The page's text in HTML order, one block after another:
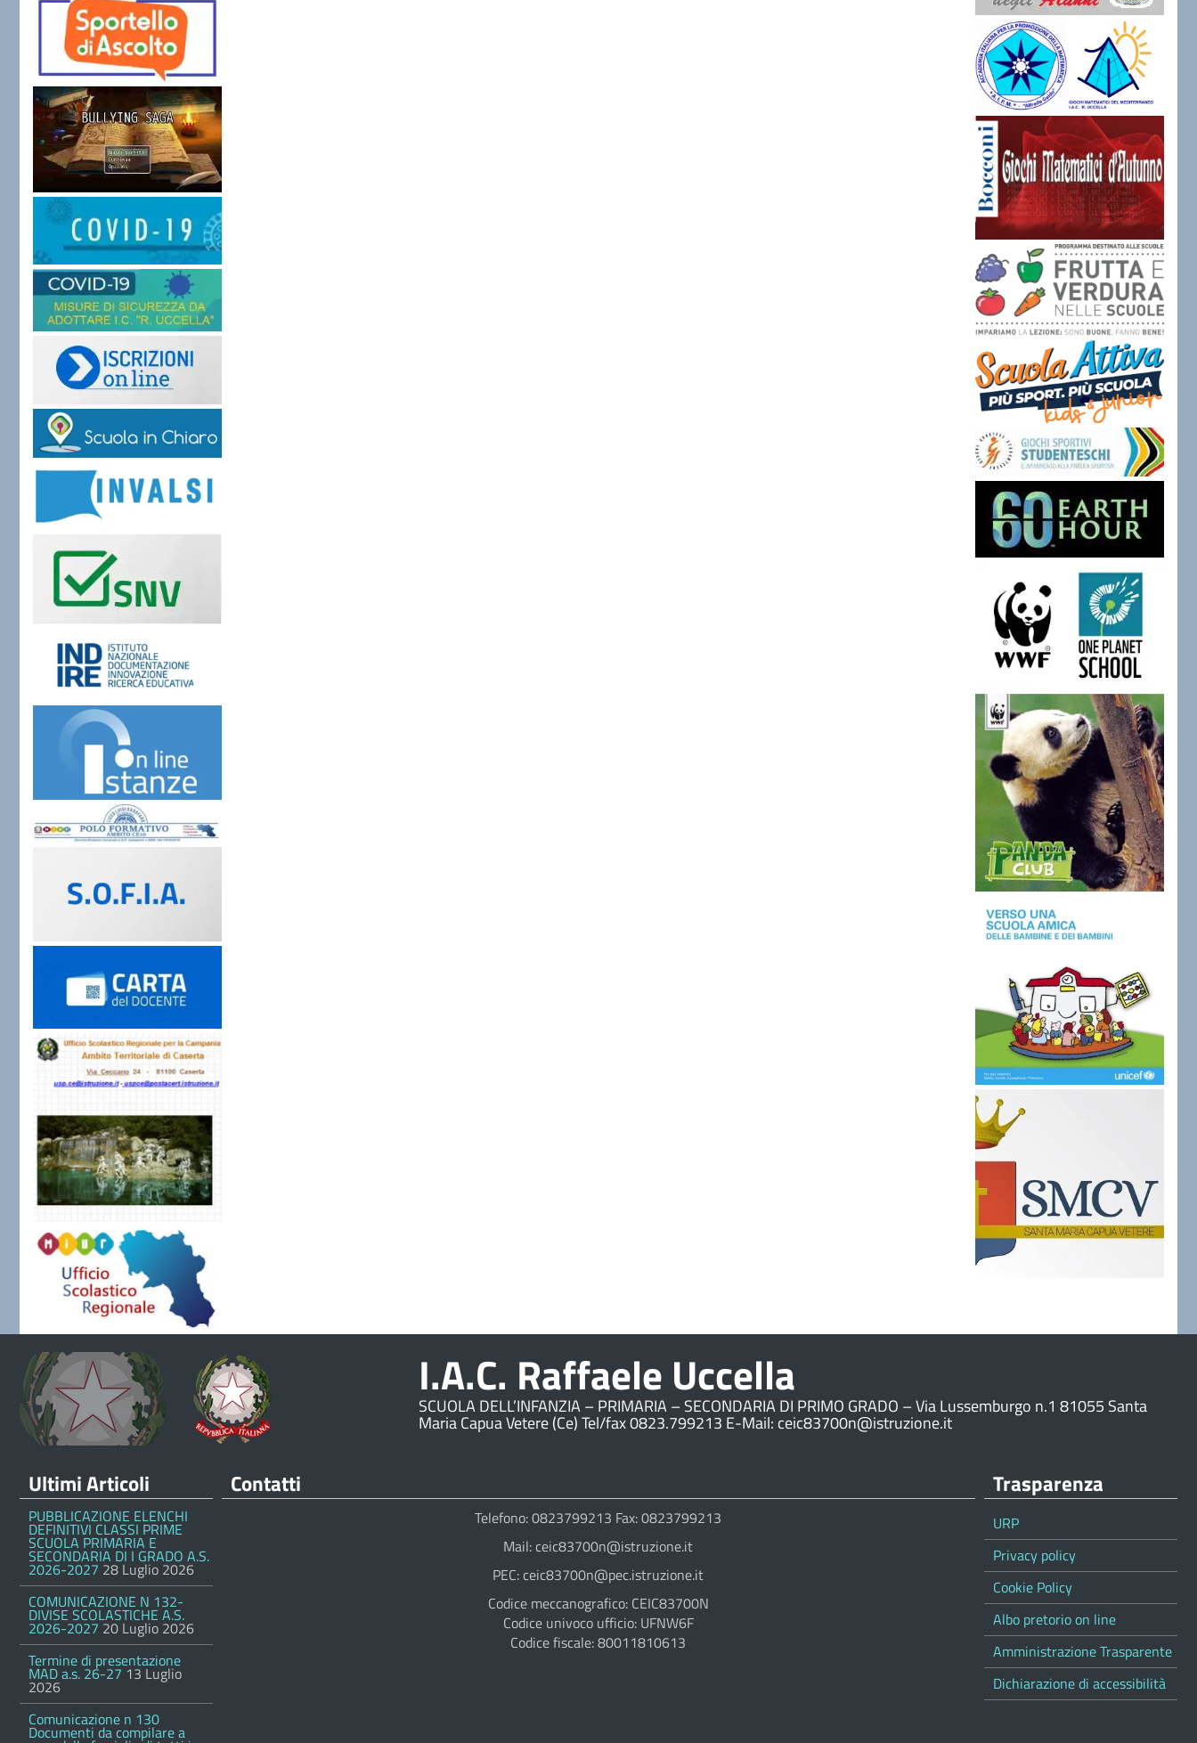
I.A.C. Raffaele Uccella
SCUOLA DELL’INFANZIA – PRIMARIA – SECONDARIA DI PRIMO GRADO – Via Lussemburgo n.1 81055 Santa
Maria Capua Vetere (Ce) Tel/fax 0823.799213 E-Mail: ceic83700n@istruzione.it
Ultimi Articoli
PUBBLICAZIONE ELENCHI
DEFINITIVI CLASSI PRIME
SCUOLA PRIMARIA E
SECONDARIA DI I GRADO A.S.
2026-2027 28 Luglio 2026
COMUNICAZIONE N 132-
DIVISE SCOLASTICHE A.S.
2026-2027 20 Luglio 2026
Termine di presentazione
MAD a.s. 26-27 13 Luglio
2026
Comunicazione n 130
Documenti da compilare a
Contatti
Telefono: 0823799213 Fax: 0823799213
Mail: ceic83700n@istruzione.it
PEC: ceic83700n@pec.istruzione.it
Codice meccanografico: CEIC83700N
Codice univoco ufficio: UFNW6F
Codice fiscale: 80011810613
Trasparenza
URP
Privacy policy
Cookie Policy
Albo pretorio on line
Amministrazione Trasparente
Dichiarazione di accessibilità